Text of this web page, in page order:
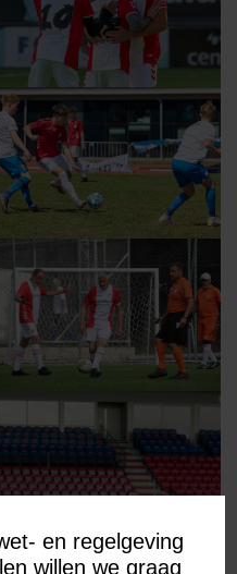
en regelgeving
willen we graag